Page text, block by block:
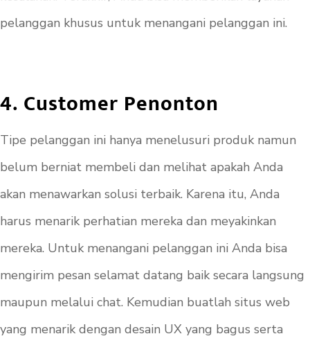
pelanggan khusus untuk menangani pelanggan ini.
4. Customer Penonton
Tipe pelanggan ini hanya menelusuri produk namun
belum berniat membeli dan melihat apakah Anda
akan menawarkan solusi terbaik. Karena itu, Anda
harus menarik perhatian mereka dan meyakinkan
mereka. Untuk menangani pelanggan ini Anda bisa
mengirim pesan selamat datang baik secara langsung
maupun melalui chat. Kemudian buatlah situs web
yang menarik dengan desain UX yang bagus serta